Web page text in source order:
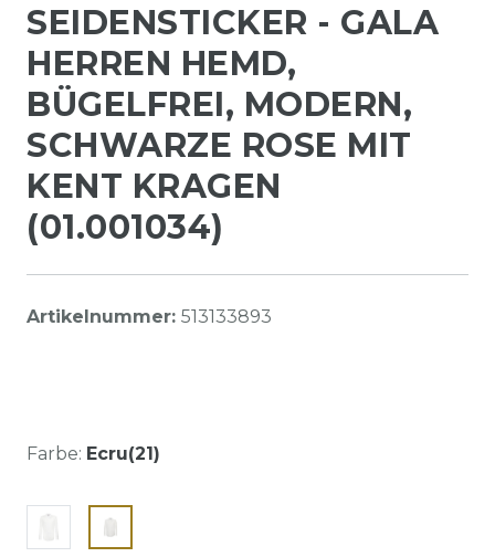
SEIDENSTICKER - GALA
HERREN HEMD,
BÜGELFREI, MODERN,
SCHWARZE ROSE MIT
KENT KRAGEN
(01.001034)
Artikelnummer: 513133893
Farbe: Ecru(21)